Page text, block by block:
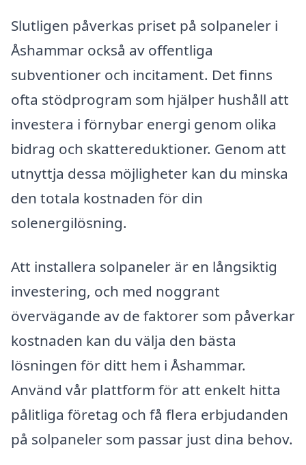
Slutligen påverkas priset på solpaneler i
Åshammar också av offentliga
subventioner och incitament. Det finns
ofta stödprogram som hjälper hushåll att
investera i förnybar energi genom olika
bidrag och skattereduktioner. Genom att
utnyttja dessa möjligheter kan du minska
den totala kostnaden för din
solenergilösning.
Att installera solpaneler är en långsiktig
investering, och med noggrant
övervägande av de faktorer som påverkar
kostnaden kan du välja den bästa
lösningen för ditt hem i Åshammar.
Använd vår plattform för att enkelt hitta
pålitliga företag och få flera erbjudanden
på solpaneler som passar just dina behov.